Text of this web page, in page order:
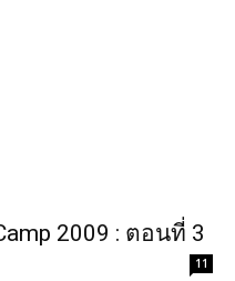
2009 : ตอนที่ 3
11